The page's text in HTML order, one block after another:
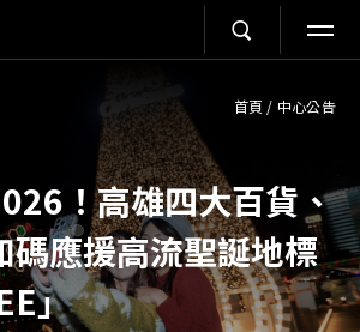
首頁 / 中心公告
！高雄四大百貨、
碼應援高流聖誕地標
」